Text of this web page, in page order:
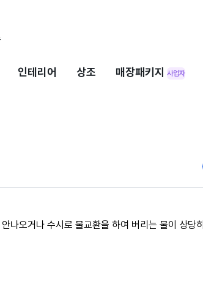
인테리어 상조 매장패키지 사업자
나오거나 수시로 물교환을 하여 버리는 물이 상당히